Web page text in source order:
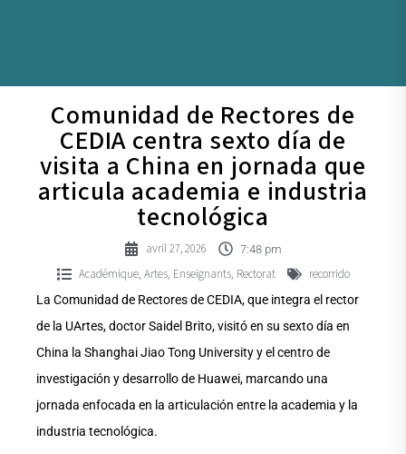
Comunidad de Rectores de
CEDIA centra sexto día de
visita a China en jornada que
articula academia e industria
tecnológica
avril 27, 2026 7:48 pm
Académique, Artes, Enseignants, Rectorat recorrido
La Comunidad de Rectores de CEDIA, que integra el rector
de la UArtes, doctor Saidel Brito, visitó en su sexto día en
China la Shanghai Jiao Tong University y el centro de
investigación y desarrollo de Huawei, marcando una
jornada enfocada en la articulación entre la academia y la
industria tecnológica.